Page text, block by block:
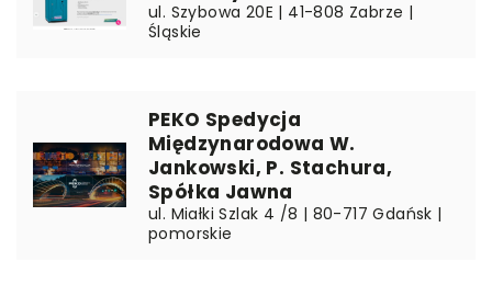
ul. Szybowa 20E | 41-808 Zabrze |
Śląskie
PEKO Spedycja
Międzynarodowa W.
Jankowski, P. Stachura,
Spółka Jawna
ul. Miałki Szlak 4 /8 | 80-717 Gdańsk |
pomorskie